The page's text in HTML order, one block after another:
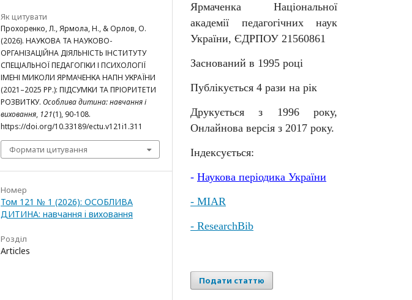
Як цитувати
Прохоренко, Л., Ярмола, Н., & Орлов, О.
(2026). НАУКОВА ТА НАУКОВО-
ОРГАНІЗАЦІЙНА ДІЯЛЬНІСТЬ ІНСТИТУТУ
СПЕЦІАЛЬНОЇ ПЕДАГОГІКИ І ПСИХОЛОГІЇ
ІМЕНІ МИКОЛИ ЯРМАЧЕНКА НАПН УКРАЇНИ
(2021–2025 РР.): ПІДСУМКИ ТА ПРІОРИТЕТИ
РОЗВИТКУ. Особлива дитина: навчання і
виховання, 121(1), 90-108.
https://doi.org/10.33189/ectu.v121i1.311
Формати цитування
Номер
Том 121 № 1 (2026): ОСОБЛИВА
ДИТИНА: навчання i виховання
Розділ
Articles
Ярмаченка Національної
академії педагогічних наук
України, ЄДРПОУ 21560861
Заснований в 1995 році
Публікується 4 рази на рік
Друкується з 1996 року,
Онлайнова версія з 2017 року.
Індексується:
- Наукова періодика України
- MIAR
- ResearchBib
Подати статтю